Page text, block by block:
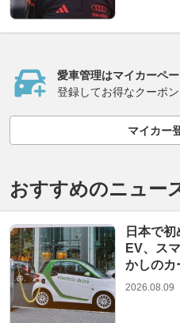
愛車管理はマイカーペー
登録してお得なクーポ
マイカー
おすすめのニュー
日本で
EV、ス
かしのカ
2026.08.09